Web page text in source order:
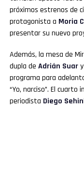
próximos estrenos de
protagonista a Moria
presentar su nuevo
Además, la mesa de
dupla de Adrián Suary
programa para
“Yo, narciso”. El
periodista Diego